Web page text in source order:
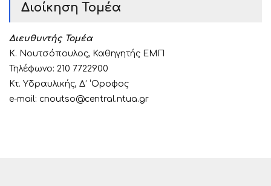
Διοίκηση Τομέα
Διευθυντής Τομέα
Κ. Νουτσόπουλος, Καθηγητής ΕΜΠ
Τηλέφωνo: 210 7722900
Κτ. Υδραυλικής, Δ’ ‘Οροφος
e-mail: cnoutso@central.ntua.gr